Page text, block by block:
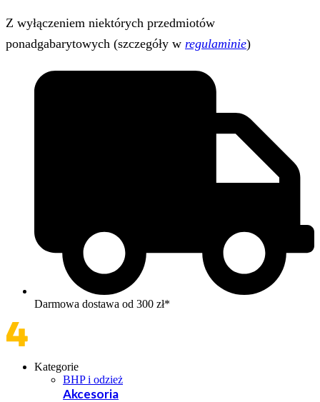
Z wyłączeniem niektórych przedmiotów
ponadgabarytowych (szczegóły w regulaminie)
Darmowa dostawa od 300 zł*
Kategorie
BHP i odzież
Akcesoria